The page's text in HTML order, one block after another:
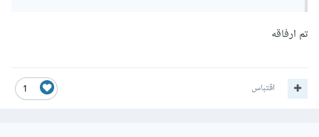
تم ارفاقه
1 اقتباس